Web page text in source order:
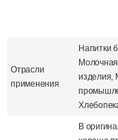
Отрасли
применения
Напитки
изделия,
В